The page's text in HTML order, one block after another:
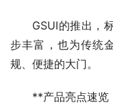
GSUI的推出，
步丰富，也为传统
规、便捷的大门。
**产品亮点速览